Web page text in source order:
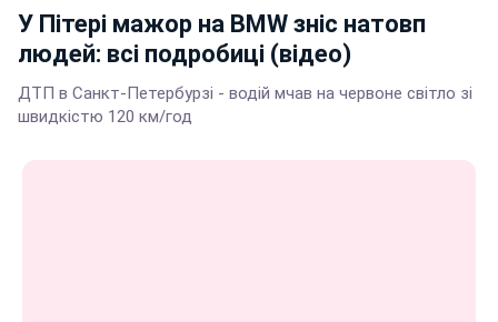
У Пітері мажор на BMW зніс натовп
людей: всі подробиці (відео)
ДТП в Санкт-Петербурзі - водій мчав на червоне світло зі
швидкістю 120 км/год